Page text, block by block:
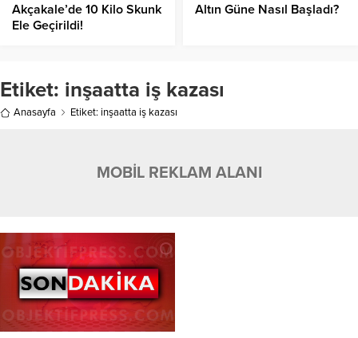
Akçakale’de 10 Kilo Skunk
Ele Geçirildi!
Altın Güne Nasıl Başladı?
Etiket: inşaatta iş kazası
Anasayfa Etiket: inşaatta iş kazası
MOBİL REKLAM ALANI